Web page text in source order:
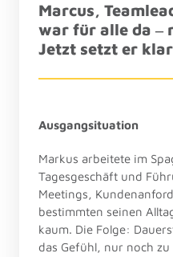
Marcus,
war für alle da ‒
Jetzt setzt er
Ausgangsituation
Markus arbeitete im
Tagesgeschäft und
Meetings,
bestimmten seinen
kaum. Die Folge:
das Gefühl, nur noch